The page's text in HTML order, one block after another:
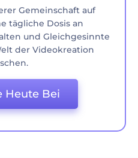
Gemeinschaft auf
tägliche Dosis an
und Gleichgesinnte
der Videokreation
Heute Bei